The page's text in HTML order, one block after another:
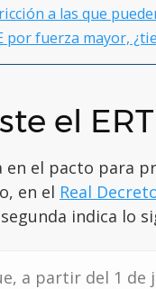
a las que
por fuerza mayor,
el
el pacto para
en el Real
indica lo
a partir del 1 de